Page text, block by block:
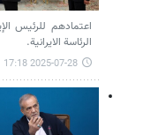
اعتمادهم للرئيس
الرئاسة الايرانية.
2025-07-28 17:18